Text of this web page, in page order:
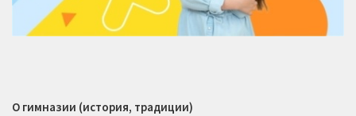
О гимназии (история, традиции)